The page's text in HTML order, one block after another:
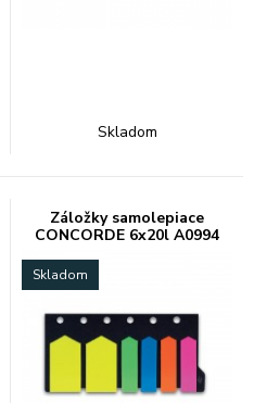
Skladom
Záložky samolepiace
CONCORDE 6x20l A0994
Skladom